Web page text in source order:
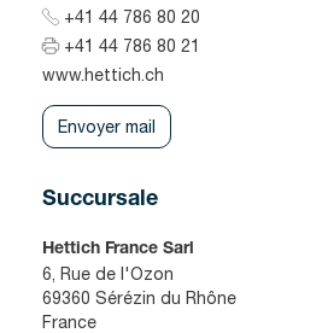
+41 44 786 80 20
+41 44 786 80 21
www.hettich.ch
Envoyer mail
Succursale
Hettich France Sarl
6, Rue de l'Ozon
69360 Sérézin du Rhône
France